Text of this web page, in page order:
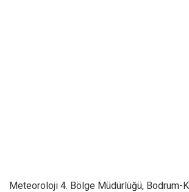
Meteoroloji 4. Bölge Müdürlüğü, Bodrum-